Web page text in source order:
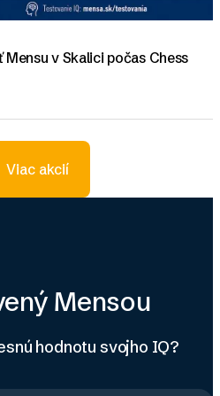
v Skalici počas Chess
Viac akcií
Mensou
hodnotu svojho IQ?